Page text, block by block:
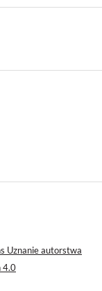
Uznanie autorstwa
4.0